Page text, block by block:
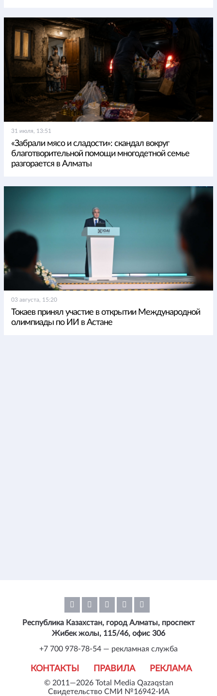
31 июля, 13:51
«Забрали мясо и сладости»: скандал вокруг
благотворительной помощи многодетной семье
разгорается в Алматы
03 августа, 15:20
Токаев принял участие в открытии Международной
олимпиады по ИИ в Астане
© 2011—2026 Total Media Qazaqstan
Свидетельство СМИ №16942-ИА
КОНТАКТЫ ПРАВИЛА РЕКЛАМА
Республика Казахстан, город Алматы, проспект
Жибек жолы, 115/46, офис 306
+7 700 978-78-54 — рекламная служба